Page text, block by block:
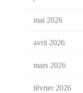
mai 2026
avril 2026
mars 2026
février 2026